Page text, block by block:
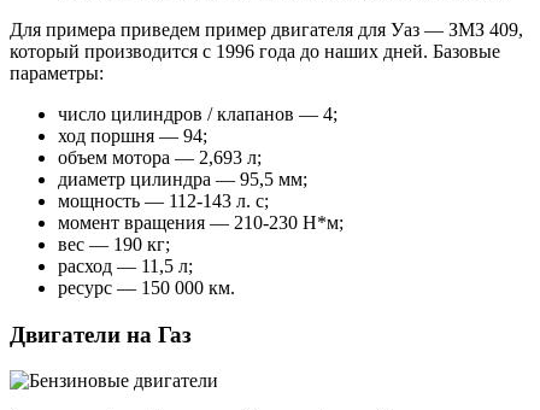
Для примера приведем пример двигателя для Уаз — ЗМЗ 409,
который производится с 1996 года до наших дней. Базовые
параметры:
число цилиндров / клапанов — 4;
ход поршня — 94;
объем мотора — 2,693 л;
диаметр цилиндра — 95,5 мм;
мощность — 112-143 л. с;
момент вращения — 210-230 Н*м;
вес — 190 кг;
расход — 11,5 л;
ресурс — 150 000 км.
Двигатели на Газ